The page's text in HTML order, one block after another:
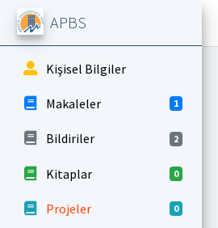
APBS
Kişisel Bilgiler
Makaleler 1
Bildiriler 2
Kitaplar 0
Projeler 0